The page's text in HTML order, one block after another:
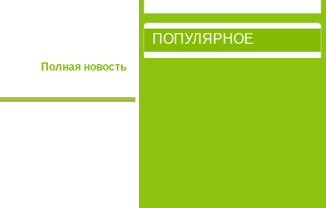
Полная новость
ПОПУЛЯРНОЕ